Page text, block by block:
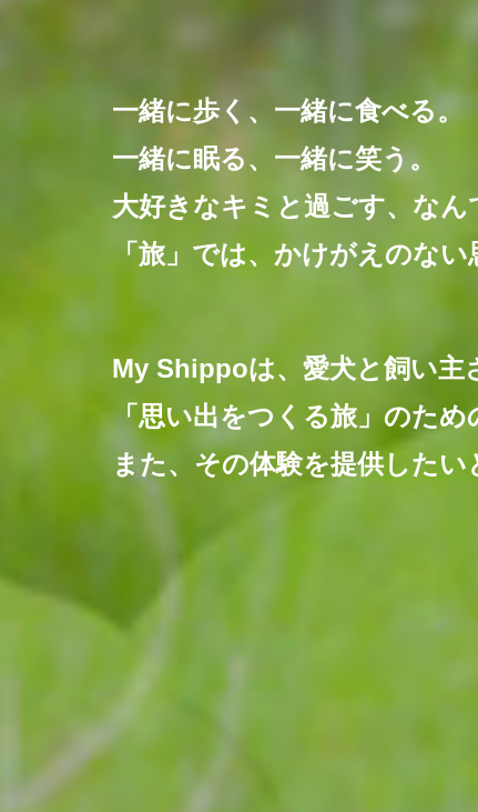
一緒に歩く、一緒に食べる。
一緒に眠る、一緒に笑う。
大好きなキミと過ごす、なん
「旅」では、かけがえのない
My Shippoは、愛犬と飼い主
「思い出をつくる旅」のため
また、その体験を提供したい
みなさんの“愛犬旅”が